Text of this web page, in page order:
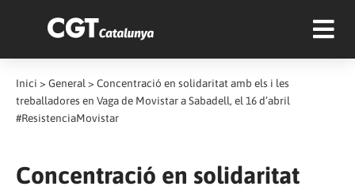
Inici > General > Concentració en solidaritat amb els i les
treballadores en Vaga de Movistar a Sabadell, el 16 d’abril
#ResistenciaMovistar
Concentració en solidaritat